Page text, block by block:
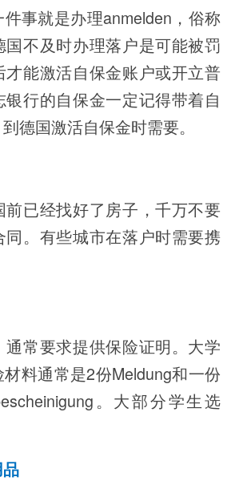
事就是办理anmelden，俗称
不及时办理落户是可能被罚
能激活自保金账户或开立普
行的自保金一定记得带着自
德国激活自保金时需要。
已经找好了房子，千万不要
。有些城市在落户时需要携
常要求提供保险证明。大学
料通常是2份Meldung和一份
。大部分学生选